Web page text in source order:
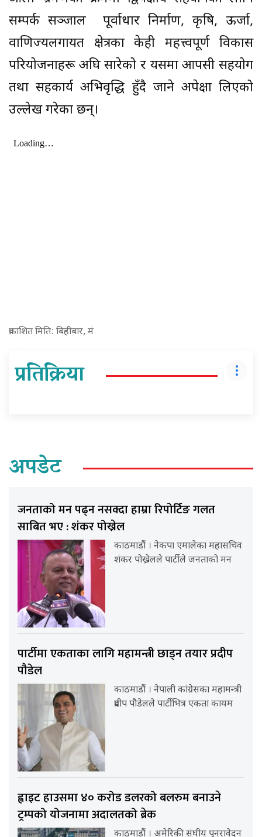
सम्पर्क सञ्जाल पूर्वाधार निर्माण, कृषि, ऊर्जा,
वाणिज्यलगायत क्षेत्रका केही महत्त्वपूर्ण विकास
परियोजनाहरू अघि सारेको र यसमा आपसी सहयोग
तथा सहकार्य अभिवृद्धि हुँदै जाने अपेक्षा लिएको
उल्लेख गरेका छन्।
प्रकाशित मिति: बिहीबार, मं
प्रतिक्रिया
अपडेट
जनताको मन पढ्न नसक्दा हाम्रा रिपोर्टिङ गलत
साबित भए : शंकर पोख्रेल
काठमाडौं । नेकपा एमालेका महासचिव
शंकर पोख्रेलले पार्टीले जनताको मन
पार्टीमा एकताका लागि महामन्त्री छाड्न तयार प्रदीप
पौडेल
काठमाडौं । नेपाली कांग्रेसका महामन्त्री
प्रदीप पौडेलले पार्टीभित्र एकता कायम
ह्वाइट हाउसमा ४० करोड डलरको बलरुम बनाउने
ट्रम्पको योजनामा अदालतको ब्रेक
काठमाडौं । अमेरिकी संघीय पुनरावेदन